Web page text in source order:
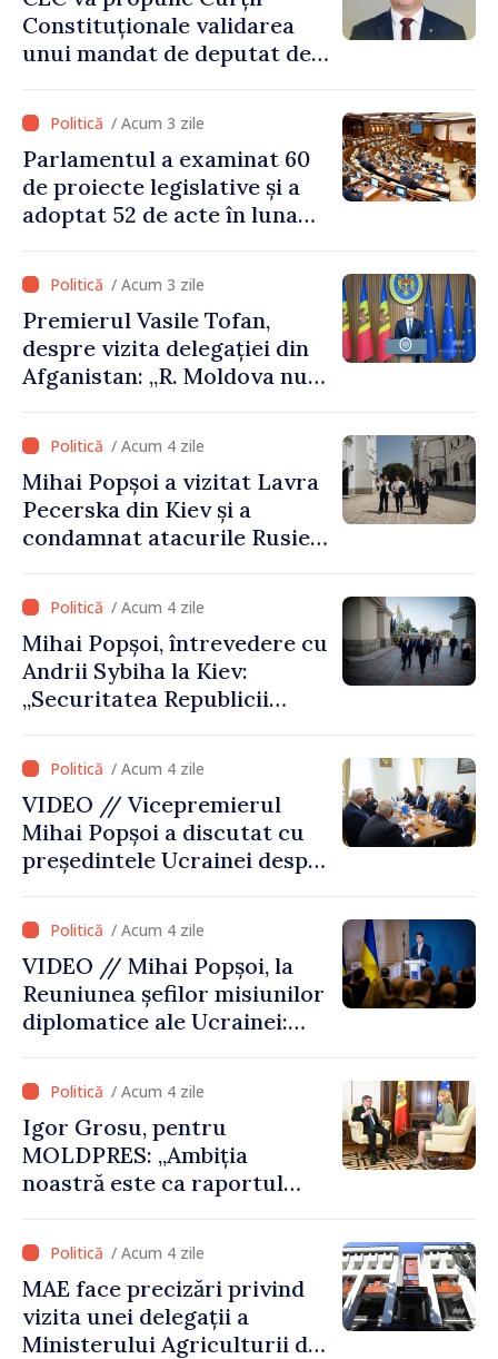
Constituționale validarea
unui mandat de deputat de
/ Acum 3 zile
Parlamentul a examinat 60
de proiecte legislative și a
adoptat 52 de acte în luna
/ Acum 3 zile
Premierul Vasile Tofan,
despre vizita delegației din
Afganistan: „R. Moldova nu
talibană. Aprobarea acestei
vizite a fost o eroare de
evaluare și de coordonare
instituțională”
/ Acum 4 zile
Mihai Popșoi a vizitat Lavra
Pecerska din Kiev și a
condamnat atacurile Rusiei
cultural al Ucrainei
/ Acum 4 zile
Mihai Popșoi, întrevedere cu
Andrii Sybiha la Kiev:
„Securitatea Republicii
de securitatea Ucrainei”
/ Acum 4 zile
VIDEO // Vicepremierul
Mihai Popșoi a discutat cu
președintele Ucrainei despre
hidrologice din bazinul
râului Nistru și proiecte
comune în infrastructură și
energie
/ Acum 4 zile
VIDEO // Mihai Popșoi, la
Reuniunea șefilor misiunilor
diplomatice ale Ucrainei:
alegerea. Ne-am alăturat
Ucrainei”/ Acum 4 zile
Igor Grosu, pentru
MOLDPRES: „Ambiția
noastră este ca raportul
an să fie și mai bun”
/ Acum 4 zile
MAE face precizări privind
vizita unei delegații a
Ministerului Agriculturii din